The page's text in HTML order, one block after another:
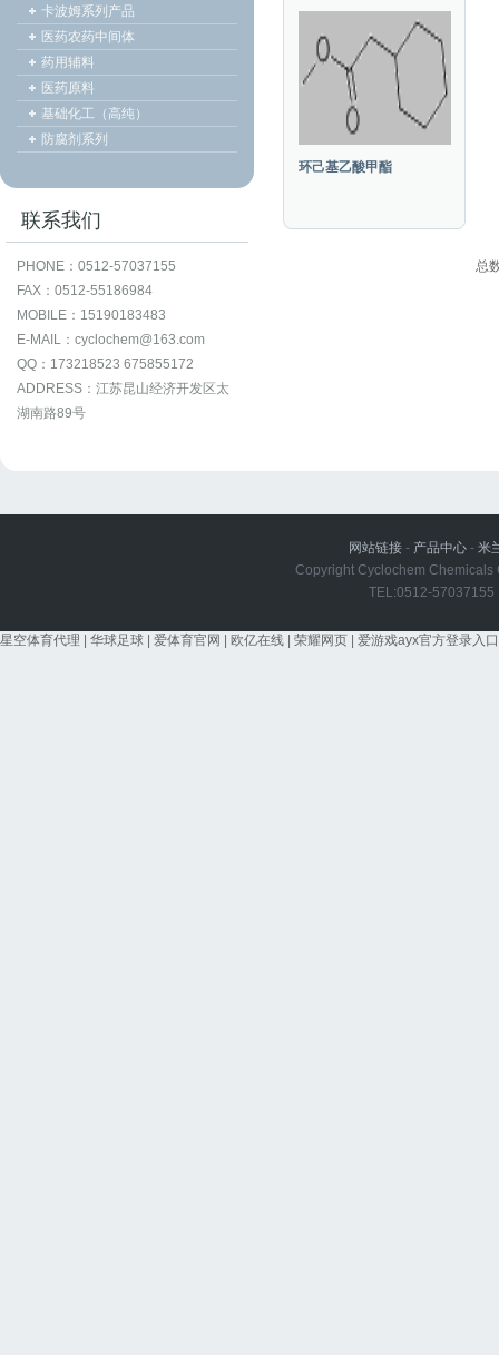
卡波姆系列产品
医药农药中间体
药用辅料
医药原料
基础化工（高纯）
防腐剂系列
联系我们
PHONE：0512-57037155
FAX：0512-55186984
MOBILE：15190183483
E-MAIL：cyclochem@163.com
QQ：173218523 675855172
ADDRESS：江苏昆山经济开发区太
湖南路89号
环己基乙酸甲酯
总
网站链接- 产品中心- 米
Copyright Cyclochem
TEL:0512-57037155
星空体育代理 华球足球 爱体育官网 欧亿在线 荣耀网页 爱游戏ayx官方登录入口